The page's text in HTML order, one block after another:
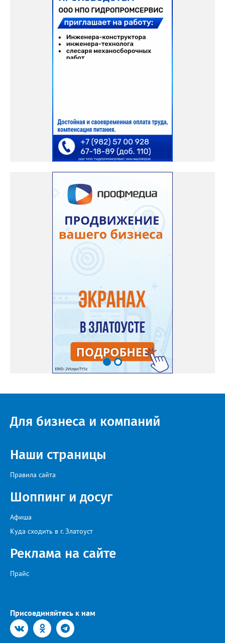
Для бизнеса и компаний
Наши страницы
Правила сайта
Шоппинг и досуг
Афиша
Куда сходить в г. Златоуст
Реклама на сайте
Прайс
Присоединяйтесь к нам